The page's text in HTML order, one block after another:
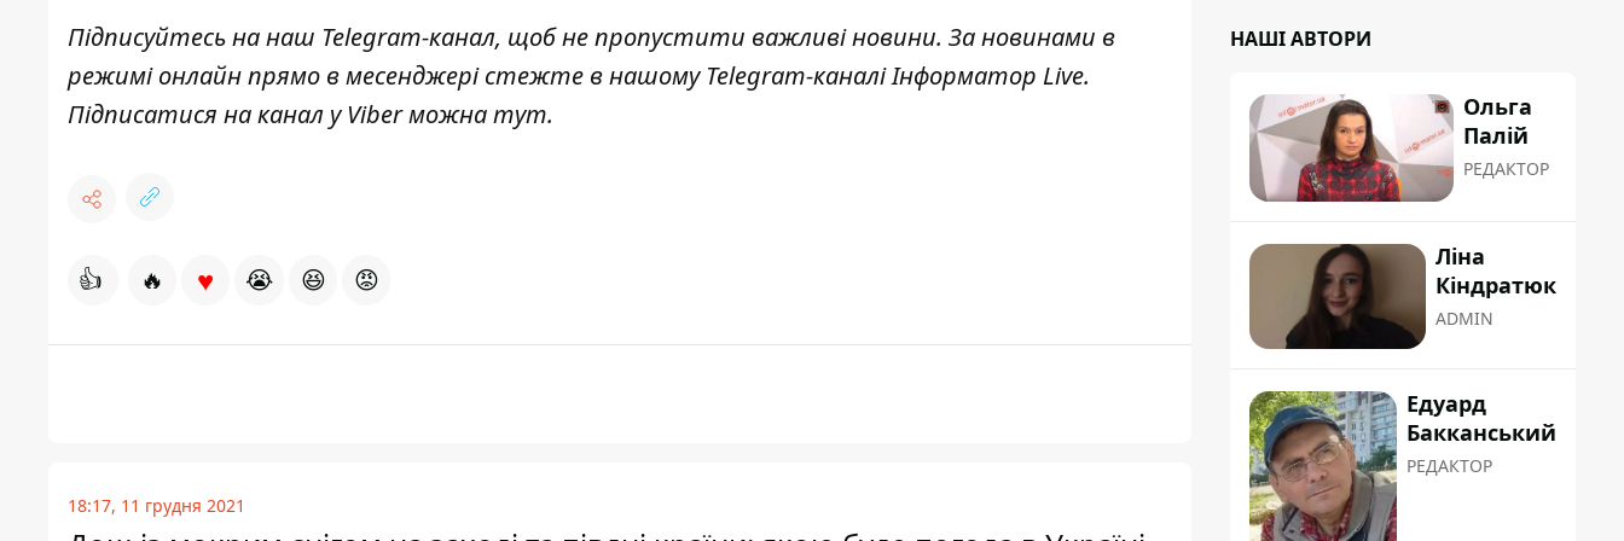
Підписуйтесь на наш Telegram-канал, щоб не пропустити важливі новини. За новинами в
режимі онлайн прямо в месенджері стежте в нашому Telegram-каналіІнформатор Live.
Підписатися на канал у Viber можнатут.
👍 🔥 ♥ 😭 😆 😡
18:17, 11 грудня 2021
НАШІ АВТОРИ
Ольга
Палій
РЕДАКТОР
Ліна
Кіндратюк
ADMIN
Едуард
Бакканський
РЕДАКТОР